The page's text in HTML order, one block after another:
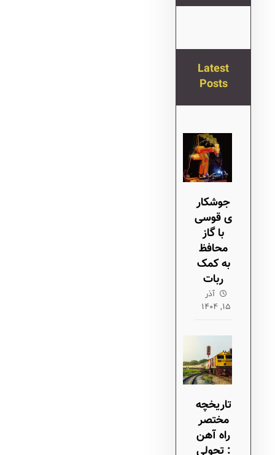
Latest
Posts
جوشکار
ی قوسی
با گاز
محافظ
به کمک
ربات
آذر
۱۵, ۱۴۰۴
تاریخچه
مختصر
راه آهن
: تحولی